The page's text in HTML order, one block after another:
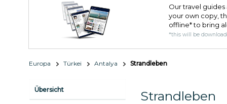
Our travel
your own copy,
offline* to bring
*this will be
Europa Türkei Antalya Strandleben
Übersicht Strandleben